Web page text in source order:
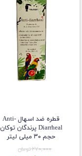
قطره ضد اسهال Anti-
Diarrheal پرندگان توکان
حجم ۳۰ میلی لیتر
۲۷۰,۰۰۰ تومان